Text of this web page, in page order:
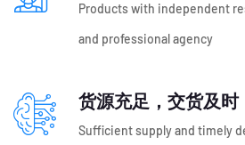
Products with independent
and professional agency
货源充足，交货及时
Sufficient supply and timely